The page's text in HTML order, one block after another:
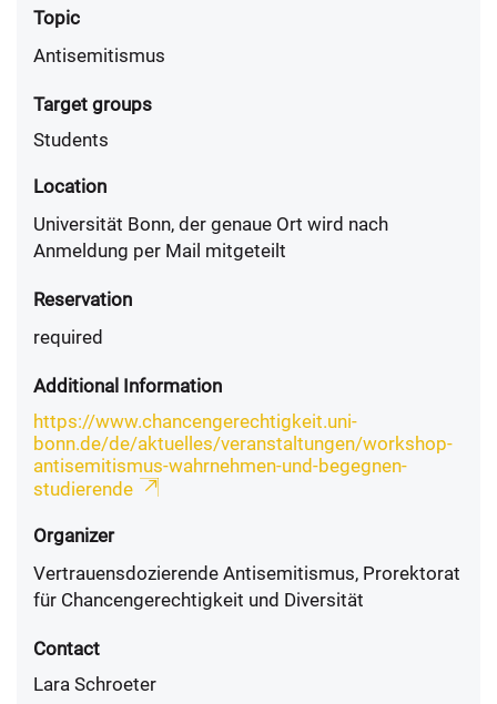
Topic
Antisemitismus
Target groups
Students
Location
Universität Bonn, der genaue Ort wird nach
Anmeldung per Mail mitgeteilt
Reservation
required
Additional Information
https://www.chancengerechtigkeit.uni-
bonn.de/de/aktuelles/veranstaltungen/workshop-
antisemitismus-wahrnehmen-und-begegnen-
studierende
Organizer
Vertrauensdozierende Antisemitismus, Prorektorat
für Chancengerechtigkeit und Diversität
Contact
Lara Schroeter